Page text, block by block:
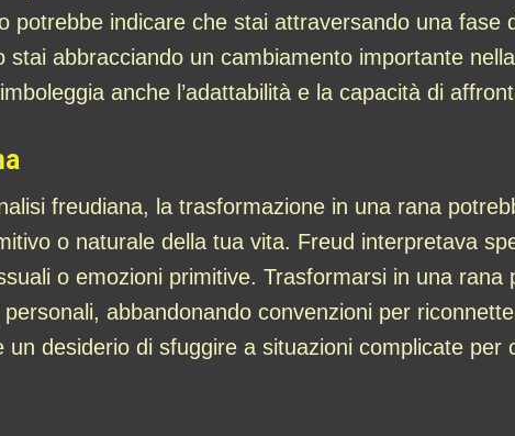
potrebbe indicare che stai attraversando una fase
stai abbracciando un cambiamento importante
anche l’adattabilità e la capacità di
freudiana, la trasformazione in una rana
o naturale della tua vita. Freud interpretava
o emozioni primitive. Trasformarsi in una
abbandonando convenzioni per
un desiderio di sfuggire a situazioni complicate per